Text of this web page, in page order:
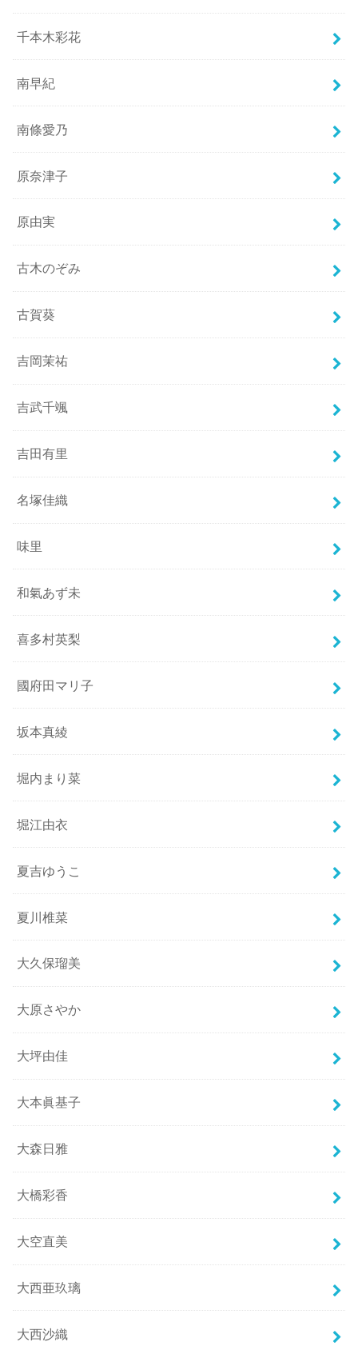
千本木彩花
南早紀
南條愛乃
原奈津子
原由実
古木のぞみ
古賀葵
吉岡茉祐
吉武千颯
吉田有里
名塚佳織
味里
和氣あず未
喜多村英梨
國府田マリ子
坂本真綾
堀内まり菜
堀江由衣
夏吉ゆうこ
夏川椎菜
大久保瑠美
大原さやか
大坪由佳
大本眞基子
大森日雅
大橋彩香
大空直美
大西亜玖璃
大西沙織